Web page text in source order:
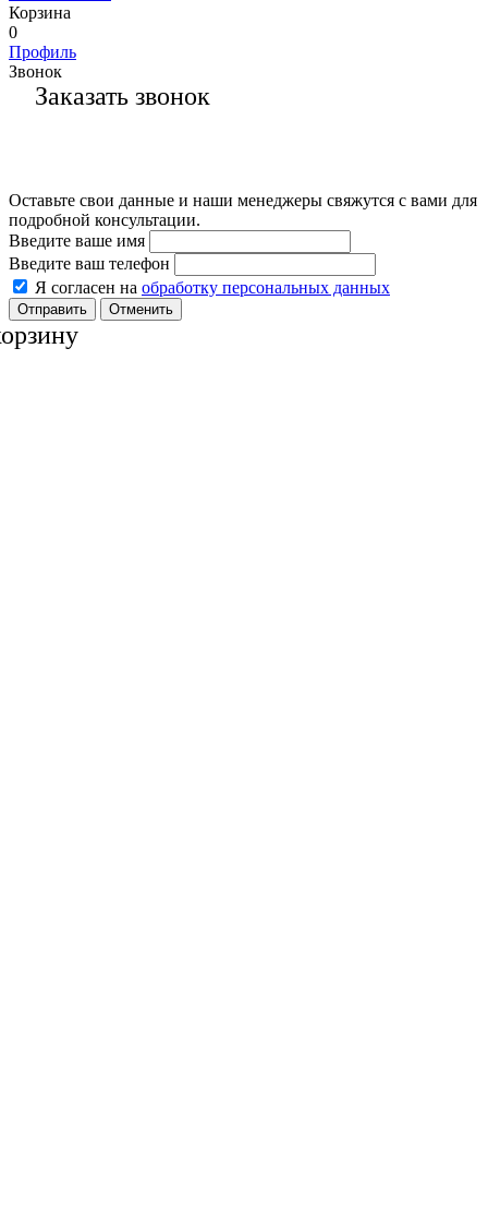
Корзина
0
Профиль
Звонок
Заказать звонок
Оставьте свои данные и наши менеджеры свяжутся с вами для
подробной консультации.
Введите ваше имя
Введите ваш телефон
Я согласен на обработку персональных данных
Отменить